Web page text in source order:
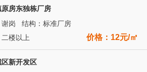
房东独栋厂房
谢岗 结构：标准厂房
楼以上
价格：12元/㎡
新开发区